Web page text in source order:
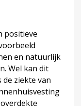
positieve
en natuurlijk
Wel kan dit
de ziekte van